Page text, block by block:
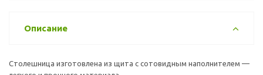
Описание
Столешница изготовлена из щита с сотовидным наполнителем —